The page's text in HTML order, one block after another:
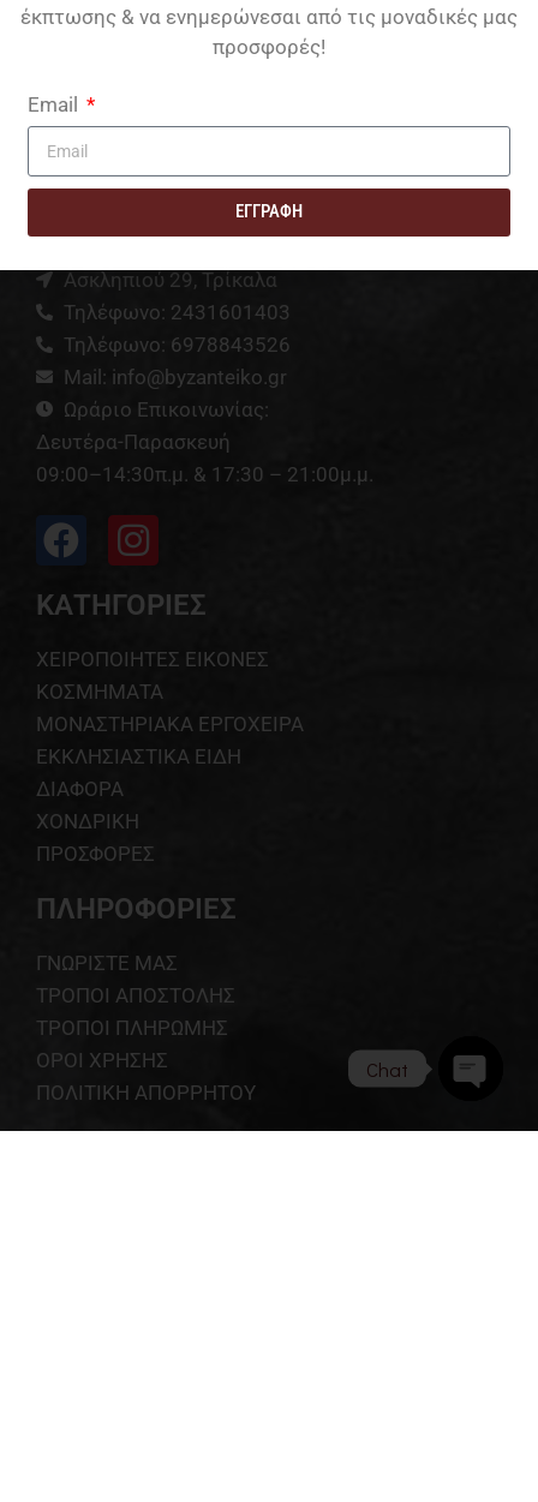
Ασκληπιού 29, Τρίκαλα
Τηλέφωνο: 2431601403
Τηλέφωνο: 6978843526
Mail: info@byzanteiko.gr
Ωράριο Επικοινωνίας:
Δευτέρα-Παρασκευή
09:00–14:30π.μ. & 17:30 – 21:00μ.μ.
ΚΑΤΗΓΟΡΙΕΣ
ΧΕΙΡΟΠΟΙΗΤΕΣ ΕΙΚΟΝΕΣ
ΚΟΣΜΗΜΑΤΑ
ΜΟΝΑΣΤΗΡΙΑΚΑ ΕΡΓΟΧΕΙΡΑ
ΕΚΚΛΗΣΙΑΣΤΙΚΑ ΕΙΔΗ
ΔΙΑΦΟΡΑ
ΧΟΝΔΡΙΚΗ
ΠΡΟΣΦΟΡΕΣ
ΠΛΗΡΟΦΟΡΙΕΣ
ΓΝΩΡΙΣΤΕ ΜΑΣ
ΤΡΟΠΟΙ ΑΠΟΣΤΟΛΗΣ
ΤΡΟΠΟΙ ΠΛΗΡΩΜΗΣ
ΟΡΟΙ ΧΡΗΣΗΣ
ΠΟΛΙΤΙΚΗ ΑΠΟΡΡΗΤΟΥ
Chat
έκπτωσης & να ενημερώνεσαι από τις μοναδικές μας
προσφορές!
Email
ΕΓΓΡΑΦΗ